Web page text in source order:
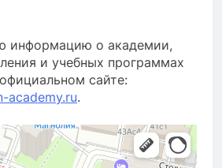
информацию о академии,
и учебных программах
сайте:
academy.ru.